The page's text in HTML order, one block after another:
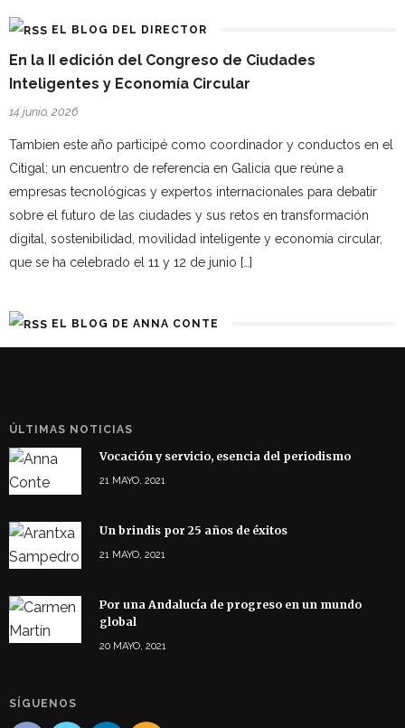
EL BLOG DEL DIRECTOR
En la II edición del Congreso de Ciudades
Inteligentes y Economía Circular
14 junio, 2026
Tambien este año participé como coordinador y conductos en el
Citigal; un encuentro de referencia en Galicia que reúne a
empresas tecnológicas y expertos internacionales para debatir
sobre el futuro de las ciudades y sus retos en transformación
digital, sostenibilidad, movilidad inteligente y economía circular,
que se ha celebrado el 11 y 12 de junio […]
EL BLOG DE ANNA CONTE
ÚLTIMAS NOTICIAS
Vocación y servicio, esencia del periodismo
21 MAYO, 2021
Un brindis por 25 años de éxitos
21 MAYO, 2021
Por una Andalucía de progreso en un mundo
global
20 MAYO, 2021
SÍGUENOS